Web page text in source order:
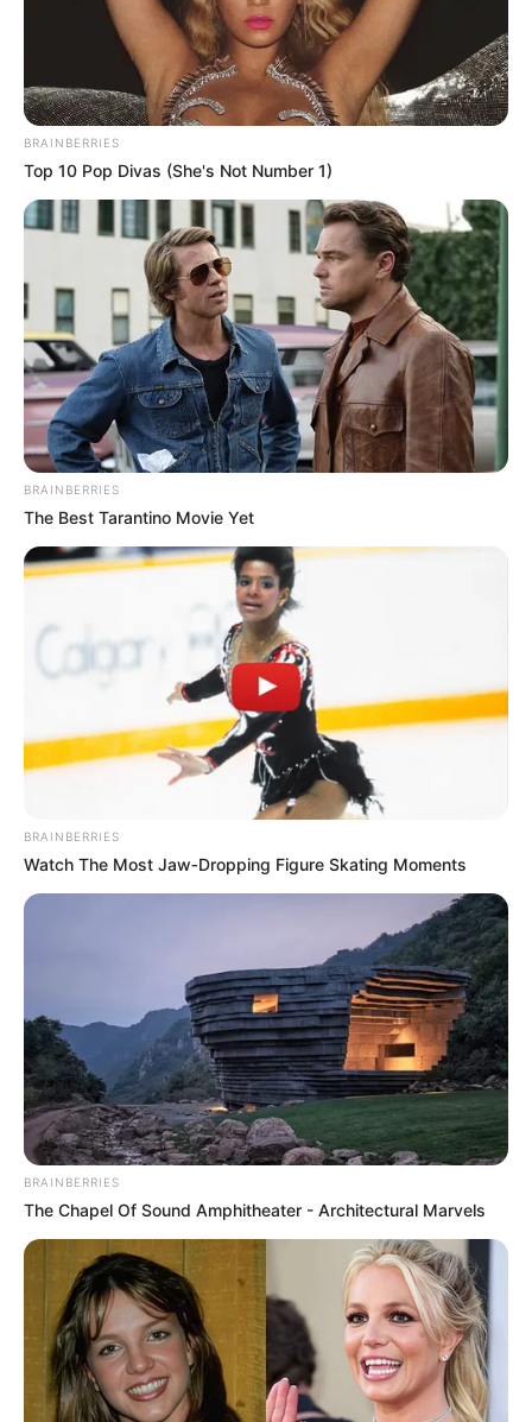
hindi shayari
Jokes Hindi
ladki kaise pataye
love messages
love shayari
love status
questions
quotes english
quotes gujarati
quotes hindi
romantic shayari
sambad
sapne mein
sexy shayari
Shayari english
story
tareef shayari
hilarious jokes for adults मजेदार अश्लील
sexy shayari in hindi: 2026 इश्क़ का मौसम रात की
दास्तान
की आग शायरी
hot shayari in hindi language तीव्र आकर्षण
BRAINBERRIES
Top 10 Pop Divas (She's Not Number 1)
BRAINBERRIES
The Best Tarantino Movie Yet
BRAINBERRIES
Watch The Most Jaw‑Dropping Figure Skating Moments
BRAINBERRIES
The Chapel Of Sound Amphitheater - Architectural Marvels